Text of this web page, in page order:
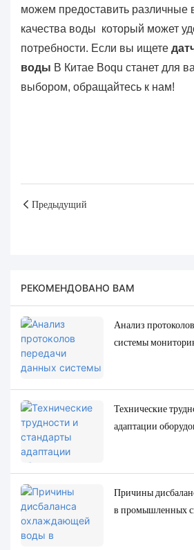
можем предоставить различные
качества воды который может
потребности. Если вы ищете
воды В Китае Boqu станет для
выбором, обращайтесь к нам!
Предыдущий
РЕКОМЕНДОВАНО ВАМ
Анализ
системы
Технические
адаптации
Причины
в промышленных